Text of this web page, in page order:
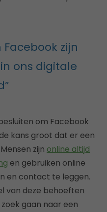
Facebook zijn
ons digitale
om Facebook
kans groot dat er een
zijn online altijd
en gebruiken online
en contact te leggen.
van deze behoeften
gaan naar een